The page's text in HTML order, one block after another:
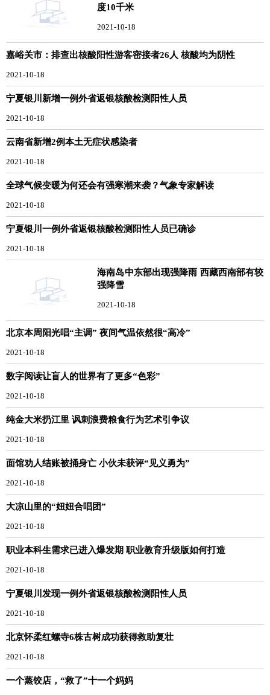
度10千米
2021-10-18
嘉峪关市：排查出核酸阳性游客密接者26人 核酸均为阴性
2021-10-18
宁夏银川新增一例外省返银核酸检测阳性人员
2021-10-18
云南省新增2例本土无症状感染者
2021-10-18
全球气候变暖为何还会有强寒潮来袭？气象专家解读
2021-10-18
宁夏银川一例外省返银核酸检测阳性人员已确诊
2021-10-18
海南岛中东部出现强降雨 西藏西南部有较
强降雪
2021-10-18
北京本周阳光唱“主调” 夜间气温依然很“高冷”
2021-10-18
数字阅读让盲人的世界有了更多“色彩”
2021-10-18
纯金大米扔江里 讽刺浪费粮食行为艺术引争议
2021-10-18
面馆劝人结账被捅身亡 小伙未获评“见义勇为”
2021-10-18
大凉山里的“妞妞合唱团”
2021-10-18
职业本科生需求已进入爆发期 职业教育升级版如何打造
2021-10-18
宁夏银川发现一例外省返银核酸检测阳性人员
2021-10-18
北京怀柔红螺寺6株古树成功获得救助复壮
2021-10-18
一个蒸饺店，“救了”十一个妈妈